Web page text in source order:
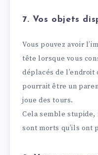
7. Vos objets
Vous pouvez avoir
tête lorsque vous
déplacés de l’endroit
pourrait être un
joue des tours.
Cela semble stupide,
sont morts qu’ils ont